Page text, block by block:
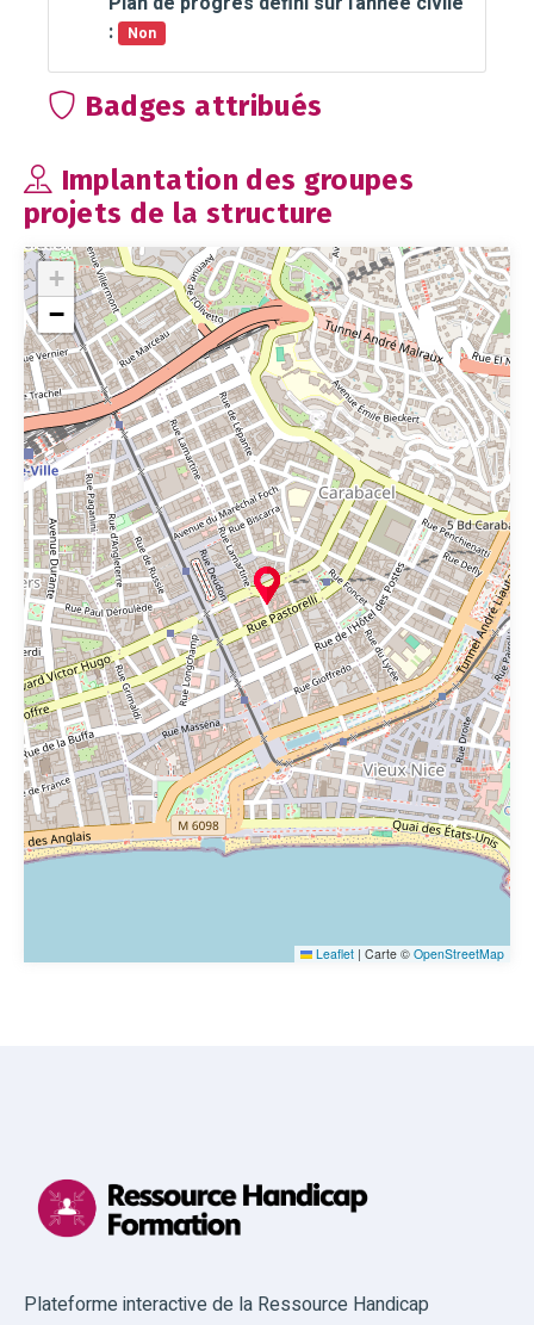
:
Non
Badges attribués
Implantation des groupes
projets de la structure
+
−
Leaflet | Carte © OpenStreetMap
Plateforme interactive de la Ressource Handicap